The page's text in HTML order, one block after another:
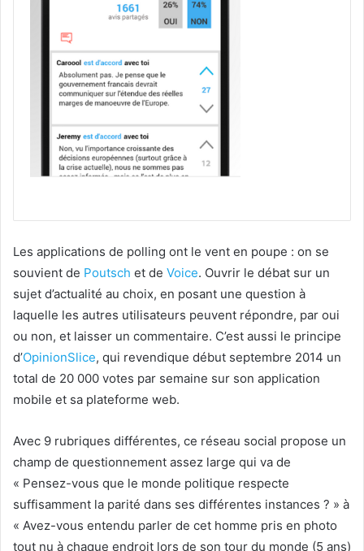
Les applications de polling ont le vent en poupe : on se
souvient de Poutsch et de Voice. Ouvrir le débat sur un
sujet d’actualité au choix, en posant une question à
laquelle les autres utilisateurs peuvent répondre, par oui
ou non, et laisser un commentaire. C’est aussi le principe
d’OpinionSlice, qui revendique début septembre 2014 un
total de 20 000 votes par semaine sur son application
mobile et sa plateforme web.
Avec 9 rubriques différentes, ce réseau social propose un
champ de questionnement assez large qui va de
« Pensez-vous que le monde politique respecte
suffisamment la parité dans ses différentes instances ? » à
« Avez-vous entendu parler de cet homme pris en photo
tout nu à chaque endroit lors de son tour du monde (5 ans)